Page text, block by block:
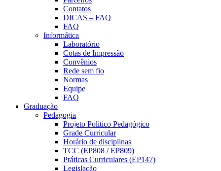
Contatos
DICAS – FAQ
FAQ
Informática
Laboratório
Cotas de Impressão
Convênios
Rede sem fio
Normas
Equipe
FAQ
Graduação
Pedagogia
Projeto Político Pedagógico
Grade Curricular
Horário de disciplinas
TCC (EP808 / EP809)
Práticas Curriculares (EP147)
Legislação